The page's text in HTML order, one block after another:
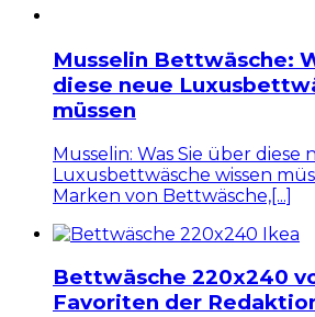
Musselin Bettwäsche:
diese neue
müssen
Musselin: Was Sie über diese
Luxusbettwäsche wissen
Marken von Bettwäsche,[...]
Bettwäsche 220x240
Favoriten der